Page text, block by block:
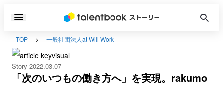
TOP 一般社団法人at Will Work
Story 2022.03.07
「次のいつもの働き方へ」を実現。rakumo